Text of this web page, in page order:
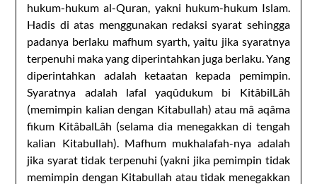
hukum-hukum al-Quran, yakni hukum-hukum Islam.
Hadis di atas menggunakan redaksi syarat sehingga
padanya berlaku mafhum syarth, yaitu jika syaratnya
terpenuhi maka yang diperintahkan juga berlaku. Yang
diperintahkan adalah ketaatan kepada pemimpin.
Syaratnya adalah lafal yaqûdukum bi KitâbilLâh
(memimpin kalian dengan Kitabullah) atau mâ aqâma
fikum KitâbalLâh (selama dia menegakkan di tengah
kalian Kitabullah). Mafhum mukhalafah-nya adalah
jika syarat tidak terpenuhi (yakni jika pemimpin tidak
memimpin dengan Kitabullah atau tidak menegakkan